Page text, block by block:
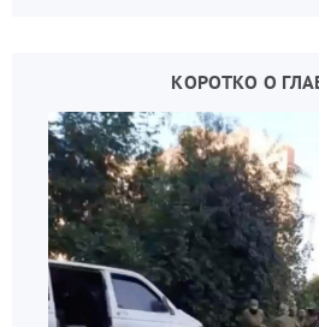
КОРОТКО О